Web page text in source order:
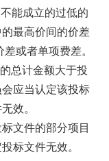
能成立的过低的
最高价间的价差
或者单项费差。
总计金额大于投
应当认定该投标
效。
文件的部分项目
标文件无效。